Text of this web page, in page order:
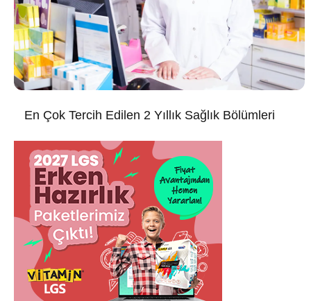
En Çok Tercih Edilen 2 Yıllık Sağlık Bölümleri